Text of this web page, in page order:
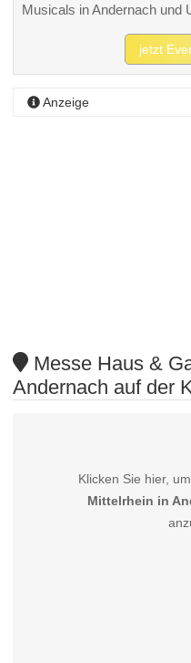
Musicals in Andernach und
jetzt
Anzeige
Messe Haus &
Andernach auf der
Klicken Sie hier, um
Mittelrhein in